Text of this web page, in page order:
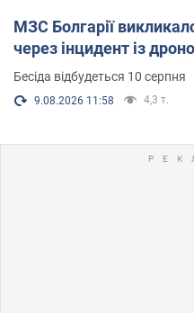
МЗС Болгарії
через інцидент із
Бесіда відбудеться 10 серпня
9.08.2026 11:58 4,3 т.